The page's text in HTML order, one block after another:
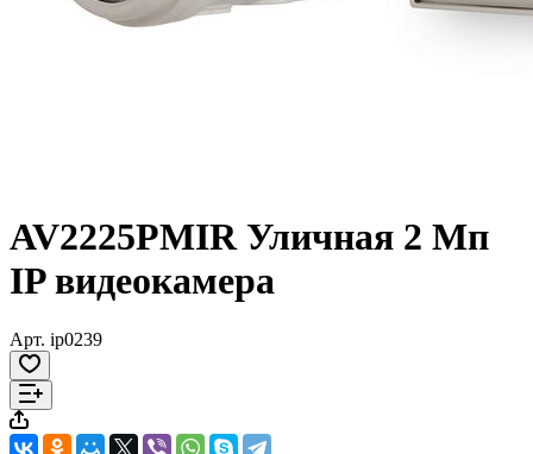
AV2225PMIR Уличная 2 Мп
IP видеокамера
Арт. ip0239